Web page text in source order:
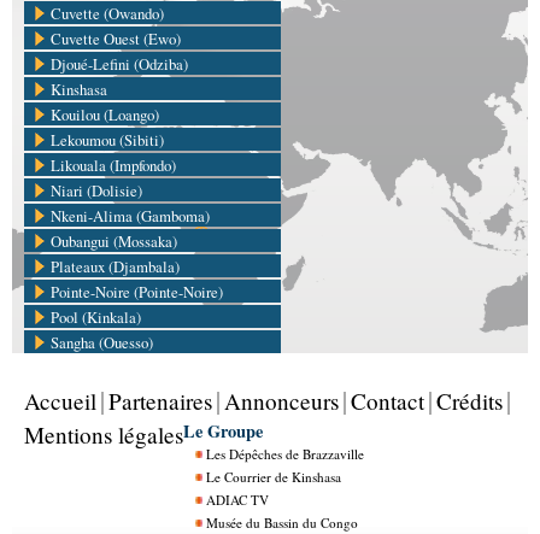
Cuvette (Owando)
Cuvette Ouest (Ewo)
Djoué-Lefini (Odziba)
Kinshasa
Kouilou (Loango)
Lekoumou (Sibiti)
Likouala (Impfondo)
Niari (Dolisie)
Nkeni-Alima (Gamboma)
Oubangui (Mossaka)
Plateaux (Djambala)
Pointe-Noire (Pointe-Noire)
Pool (Kinkala)
Sangha (Ouesso)
Accueil Partenaires Annonceurs Contact Crédits
Mentions légalesLe Groupe
Les Dépêches de Brazzaville
Le Courrier de Kinshasa
ADIAC TV
Musée du Bassin du Congo